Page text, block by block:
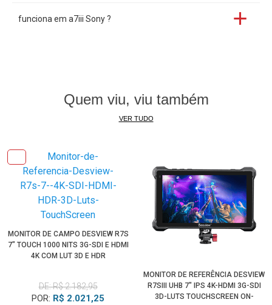
(BMPCC), Cinema Camera (BMCC)
funciona em a7iii Sony ?
Quem viu, viu também
VER TUDO
MONITOR DE CAMPO DESVIEW R7S
7" TOUCH 1000 NITS 3G-SDI E HDMI
4K COM LUT 3D E HDR
DE: R$ 2.182,95
POR: R$ 2.021,25
MONITOR DE REFERÊNCIA DESVIEW
R7SIII UHB 7" IPS 4K-HDMI 3G-SDI
3D-LUTS TOUCHSCREEN ON-